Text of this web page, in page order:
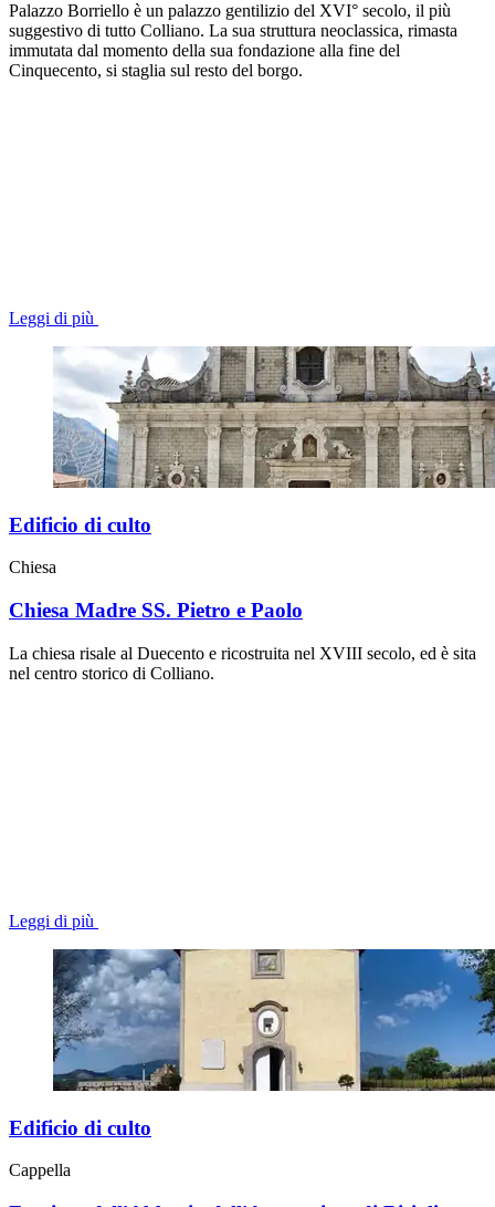
Palazzo Borriello è un palazzo gentilizio del XVI° secolo, il più
suggestivo di tutto Colliano. La sua struttura neoclassica, rimasta
immutata dal momento della sua fondazione alla fine del
Cinquecento, si staglia sul resto del borgo.
Leggi di più
Edificio di culto
Chiesa
Chiesa Madre SS. Pietro e Paolo
La chiesa risale al Duecento e ricostruita nel XVIII secolo, ed è sita
nel centro storico di Colliano.
Leggi di più
Edificio di culto
Cappella